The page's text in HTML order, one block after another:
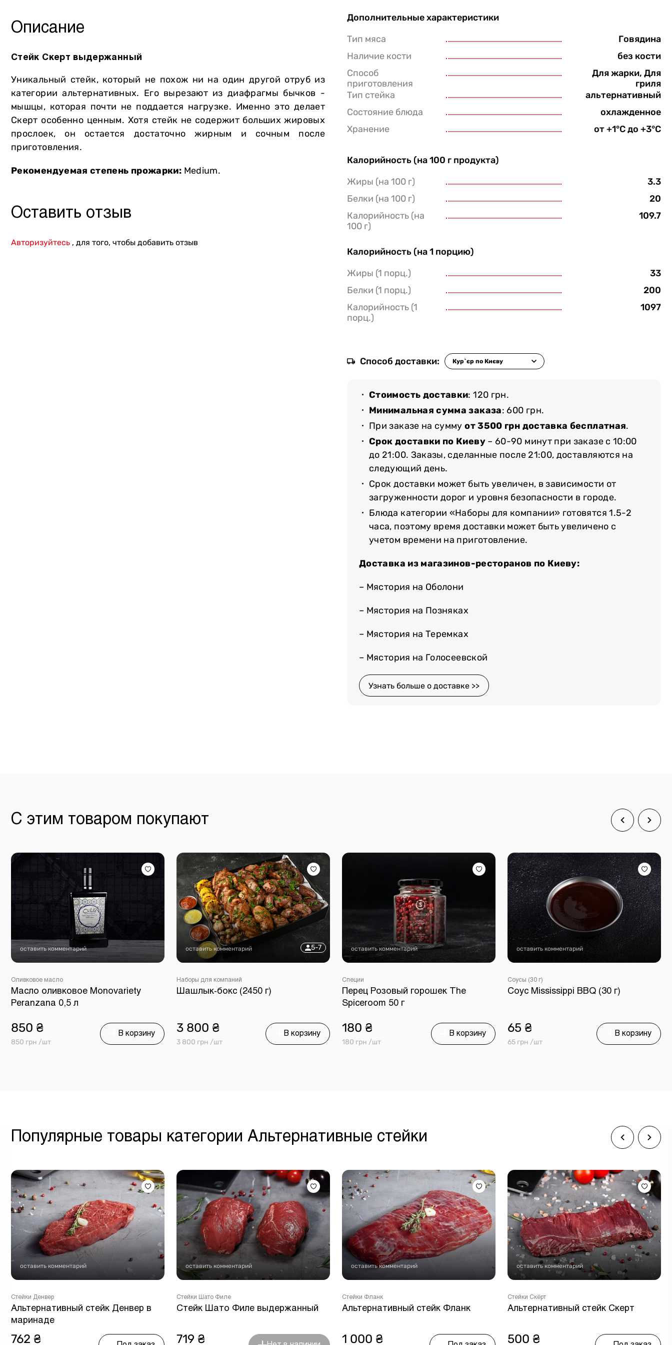
Дополнительные характеристики
Тип мяса
Говядина
Наличие кости
без кости
Способ
приготовления
Для жарки, Для
гриля
Тип стейка
альтернативный
Состояние блюда
охлажденное
Хранение
от +1°С до +3°С
Калорийность (на 100 г продукта)
Жиры (на 100 г)
3.3
Белки (на 100 г)
20
Калорийность (на
100 г)
109.7
Калорийность (на 1 порцию)
Жиры (1 порц.)
33
Белки (1 порц.)
200
Калорийность (1
порц.)
1097
Способ доставки:
Стоимость доставки: 120 грн.
Минимальная сумма заказа: 600 грн.
При заказе на суммуот 3500 грн доставка бесплатная.
Срок доставки по Киеву– 60-90 минут при заказе с 10:00
до 21:00. Заказы, сделанные после 21:00, доставляются на
следующий день.
Срок доставки может быть увеличен, в зависимости от
загруженности дорог и уровня безопасности в городе.
Блюда категории «Наборы для компании» готовятся 1.5-2
часа, поэтому время доставки может быть увеличено с
учетом времени на приготовление.
Доставка из магазинов-ресторанов по Киеву:
– Мястория на Оболони
– Мястория на Позняках
– Мястория на Теремках
– Мястория на Голосеевской
Узнать больше о доставке >>
Описание
Стейк Скерт выдержанный
Уникальный стейк, который не похож ни на один другой отруб из
категории альтернативных. Его вырезают из диафрагмы бычков -
мышцы, которая почти не поддается нагрузке. Именно это делает
Скерт особенно ценным. Хотя стейк не содержит больших жировых
прослоек, он остается достаточно жирным и сочным после
приготовления.
Рекомендуемая степень прожарки: Medium.
Оставить отзыв
Авторизуйтесь , для того, чтобы добавить отзыв
С этим товаром покупают
оставить комментарий
Оливковое масло
Масло оливковое Monovariety
Peranzana 0,5 л
850 ₴
850 грн /шт
В корзину
оставить комментарий 5-7
Наборы для компаний
Шашлык-бокс (2450 г)
3 800 ₴
3 800 грн /шт
В корзину
оставить комментарий
Специи
Перец Розовый горошек The
Spiceroom 50 г
180 ₴
180 грн /шт
В корзину
оставить комментарий
Соусы (30 г)
Соус Mississippi BBQ (30 г)
65 ₴
65 грн /шт
В корзину
Популярные товары категории Альтернативные стейки
оставить комментарий
Стейки Денвер
Альтернативный стейк Денвер в
маринаде
762 ₴
оставить комментарий
Стейки Шато Филе
Стейк Шато Филе выдержанный
719 ₴
оставить комментарий
Стейки Фланк
Альтернативный стейк Фланк
1 000 ₴
оставить комментарий
Стейки Скёрт
Альтернативный стейк Скерт
500 ₴